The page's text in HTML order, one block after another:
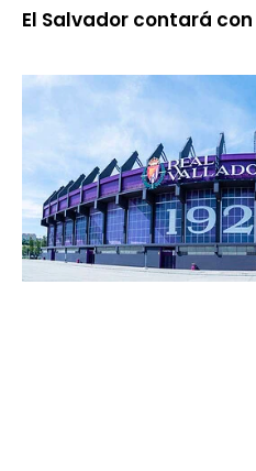
El Salvador contará